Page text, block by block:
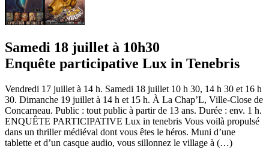
Samedi 18 juillet à 10h30
Enquête participative Lux in Tenebris
Vendredi 17 juillet à 14 h. Samedi 18 juillet 10 h 30, 14 h 30 et 16 h
30. Dimanche 19 juillet à 14 h et 15 h. À La Chap’L, Ville-Close de
Concarneau. Public : tout public à partir de 13 ans. Durée : env. 1 h.
ENQUÊTE PARTICIPATIVE Lux in tenebris Vous voilà propulsé
dans un thriller médiéval dont vous êtes le héros. Muni d’une
tablette et d’un casque audio, vous sillonnez le village à (…)